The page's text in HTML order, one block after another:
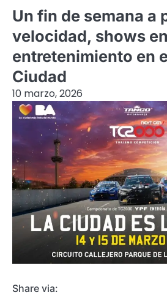
Un fin de semana a
velocidad, shows
entretenimiento en
Ciudad
10 marzo, 2026
Share via: